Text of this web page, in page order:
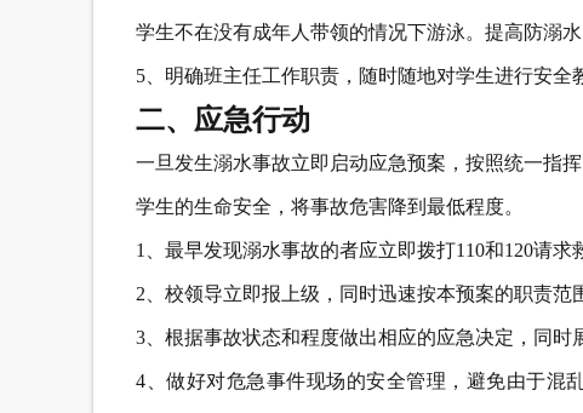
学生不在没有成年人带领的情况下游泳。提高防溺
5、明确班主任工作职责，随时随地对学生进行安全
二、应急行动
一旦发生溺水事故立即启动应急预案，按照统一指
学生的生命安全，将事故危害降到最低程度。
1、最早发现溺水事故的者应立即拨打110和120请求
2、校领导立即报上级，同时迅速按本预案的职责范
3、根据事故状态和程度做出相应的应急决定，同时
4、做好对危急事件现场的安全管理，避免由于混